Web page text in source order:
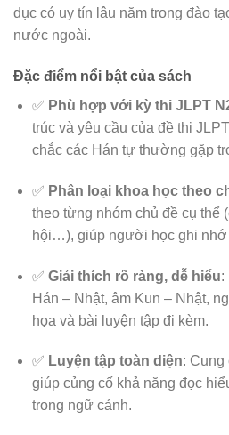
dục có uy tín lâu năm trong đào
nước ngoài.
Đặc điểm nổi bật của sách
✅ Phù hợp với kỳ thi JLPT
trúc và yêu cầu của đề thi
chắc các Hán tự thường gặp
✅ Phân loại khoa học theo
theo từng nhóm chủ đề cụ thể
hội…), giúp người học ghi nhớ
✅ Giải thích rõ ràng, dễ hiểu:
Hán – Nhật, âm Kun – Nhật,
họa và bài luyện tập đi kèm.
✅ Luyện tập toàn diện: Cung
giúp củng cố khả năng đọc
trong ngữ cảnh.